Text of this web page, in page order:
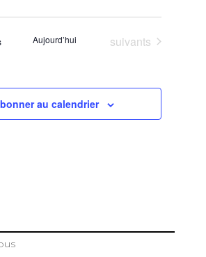
vues
Aujourd’hui Évènements
suivants
au calendrier